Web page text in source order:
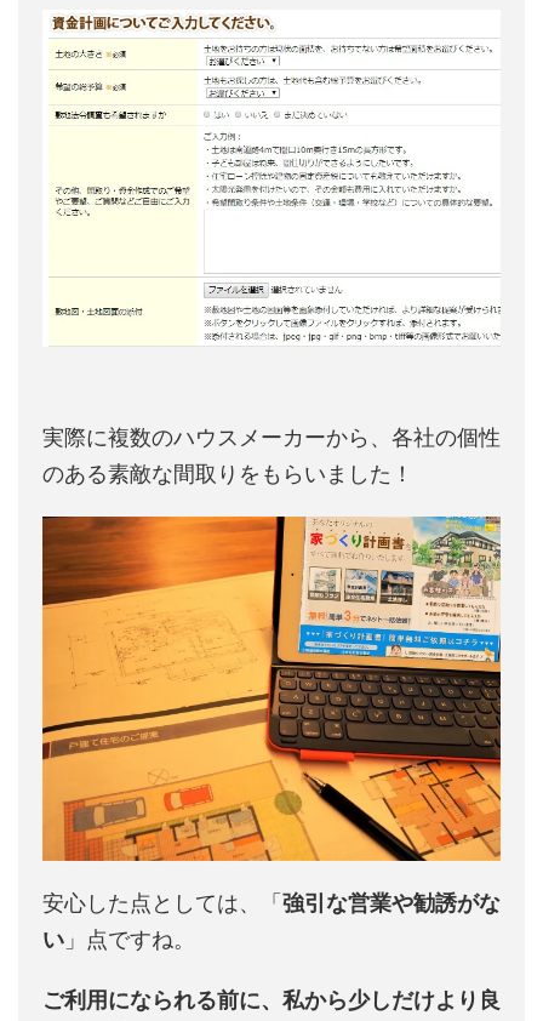
実際に複数のハウスメーカーから、各社の個性
のある素敵な間取りをもらいました！
安心した点としては、「強引な営業や勧誘がな
い 」点ですね。
ご利用になられる前に、私から少しだけより良